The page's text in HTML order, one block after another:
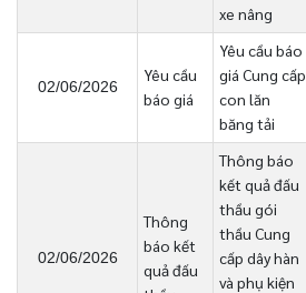
xe nâng
02/06/2026
Yêu cầu
báo giá
Yêu cầu báo
giá Cung cấp
con lăn
băng tải
02/06/2026
Thông
báo kết
quả đấu
Thông báo
kết quả đấu
thầu gói
thầu Cung
cấp dây hàn
và phụ kiện